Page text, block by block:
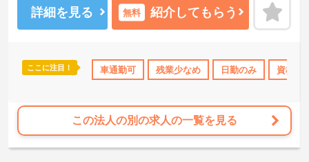
取得サポート 研修制度あり 産休･育休･介護休暇取得実績あり
詳細を見る 無料 紹介してもらう
ここに注目！ 車通勤可 残業少なめ 日勤のみ 資格取
この法人の別の求人の一覧を見る